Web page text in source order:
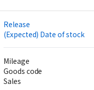
Release
(Expected) Date of stock
Mileage
Goods code
Sales